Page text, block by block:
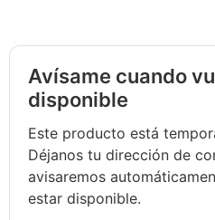
Avísame cuando
disponible
Este producto está
Déjanos tu dirección de
avisaremos
estar disponible.